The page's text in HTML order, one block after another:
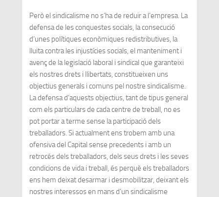
Però el sindicalisme no s’ha de reduir a l’empresa. La
defensa de les conquestes socials, la consecució
d’unes polítiques econòmiques redistributives, la
lluita contra les injustícies socials, el manteniment i
avenç de la legislació laboral i sindical que garanteixi
els nostres drets i llibertats, constitueixen uns
objectius generals i comuns pel nostre sindicalisme.
La defensa d’aquests objectius, tant de tipus general
com els particulars de cada centre de treball, no es
pot portar a terme sense la participació dels
treballadors. Si actualment ens trobem amb una
ofensiva del Capital sense precedents i amb un
retrocés dels treballadors, dels seus drets i les seves
condicions de vida i treball, és perquè els treballadors
ens hem deixat desarmar i desmobilitzar, deixant els
nostres interessos en mans d’un sindicalisme